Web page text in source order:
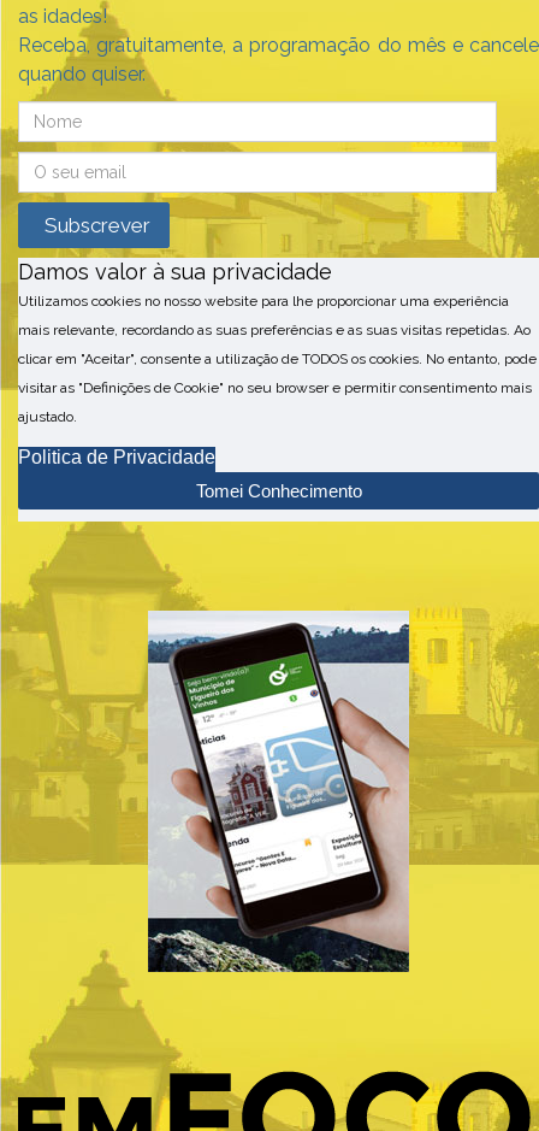
as idades!
Receba, gratuitamente, a programação do mês e cancele
quando quiser.
Damos valor à sua privacidade
Utilizamos cookies no nosso website para lhe proporcionar uma experiência
mais relevante, recordando as suas preferências e as suas visitas repetidas. Ao
clicar em "Aceitar", consente a utilização de TODOS os cookies. No entanto, pode
visitar as "Definições de Cookie" no seu browser e permitir consentimento mais
ajustado.
Politica de Privacidade
Tomei Conhecimento